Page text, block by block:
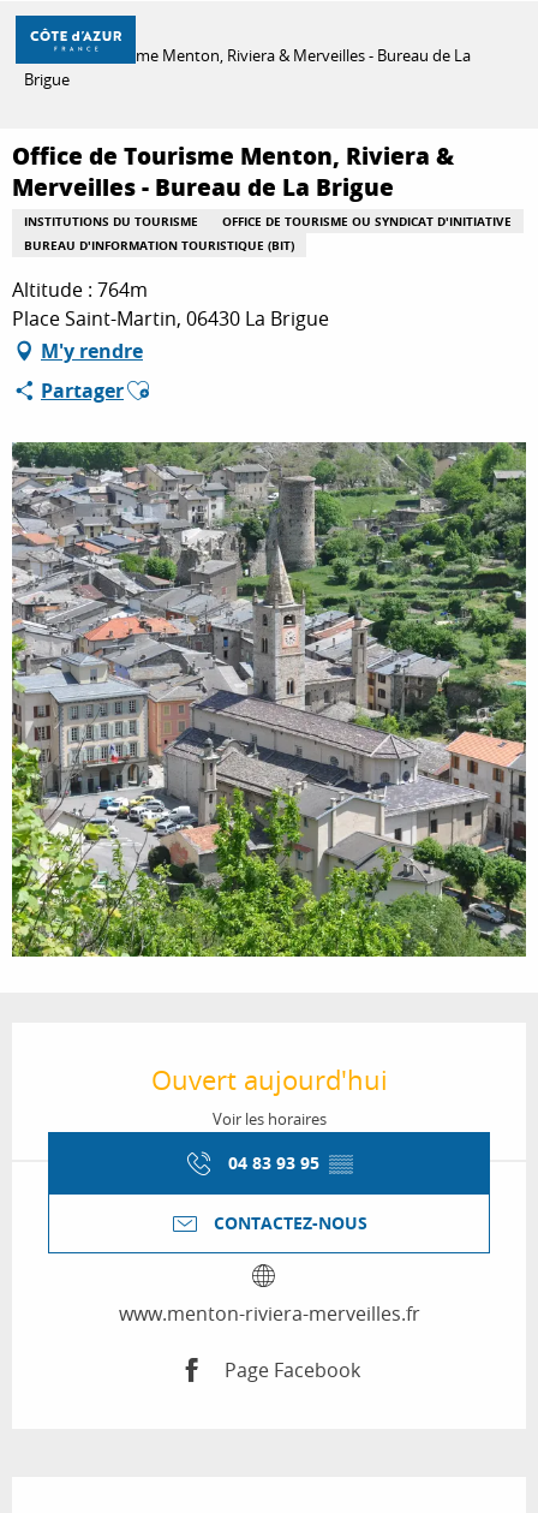
Aller
contenu
À FAIRE
SÉJOURNER
Accueil
Office de Tourisme Menton, Riviera & Merveilles - Bureau de La
Brigue
Office de Tourisme Menton, Riviera &
Merveilles - Bureau de La Brigue
INSTITUTIONS DU TOURISME
OFFICE DE TOURISME OU SYNDICAT D'INITIATIVE
BUREAU D'INFORMATION TOURISTIQUE (BIT)
Altitude : 764m
Place Saint-Martin, 06430 La Brigue
M'y rendre
PartagerAjouter aux favoris
Ouvert aujourd'hui
Voir les horaires
04 83 93 95 ▒▒
CONTACTEZ-NOUS
www.menton-riviera-merveilles.fr
Page Facebook